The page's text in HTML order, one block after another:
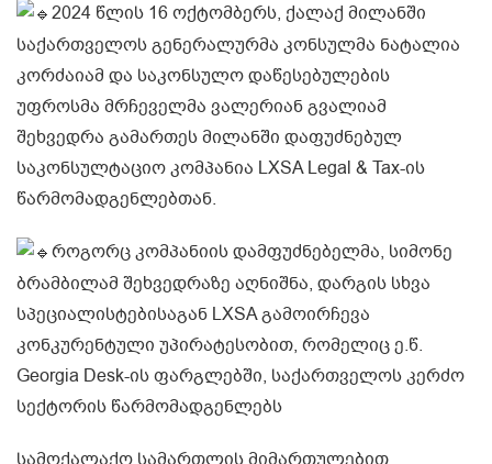
2024 წლის 16 ოქტომბერს, ქალაქ მილანში
საქართველოს გენერალურმა კონსულმა ნატალია
კორძაიამ და საკონსულო დაწესებულების
უფროსმა მრჩეველმა ვალერიან გვალიამ
შეხვედრა გამართეს მილანში დაფუძნებულ
საკონსულტაციო კომპანია LXSA Legal & Tax-ის
წარმომადგენლებთან.
როგორც კომპანიის დამფუძნებელმა, სიმონე
ბრამბილამ შეხვედრაზე აღნიშნა, დარგის სხვა
სპეციალისტებისაგან LXSA გამოირჩევა
კონკურენტული უპირატესობით, რომელიც ე.წ.
Georgia Desk-ის ფარგლებში, საქართველოს კერძო
სექტორის წარმომადგენლებს